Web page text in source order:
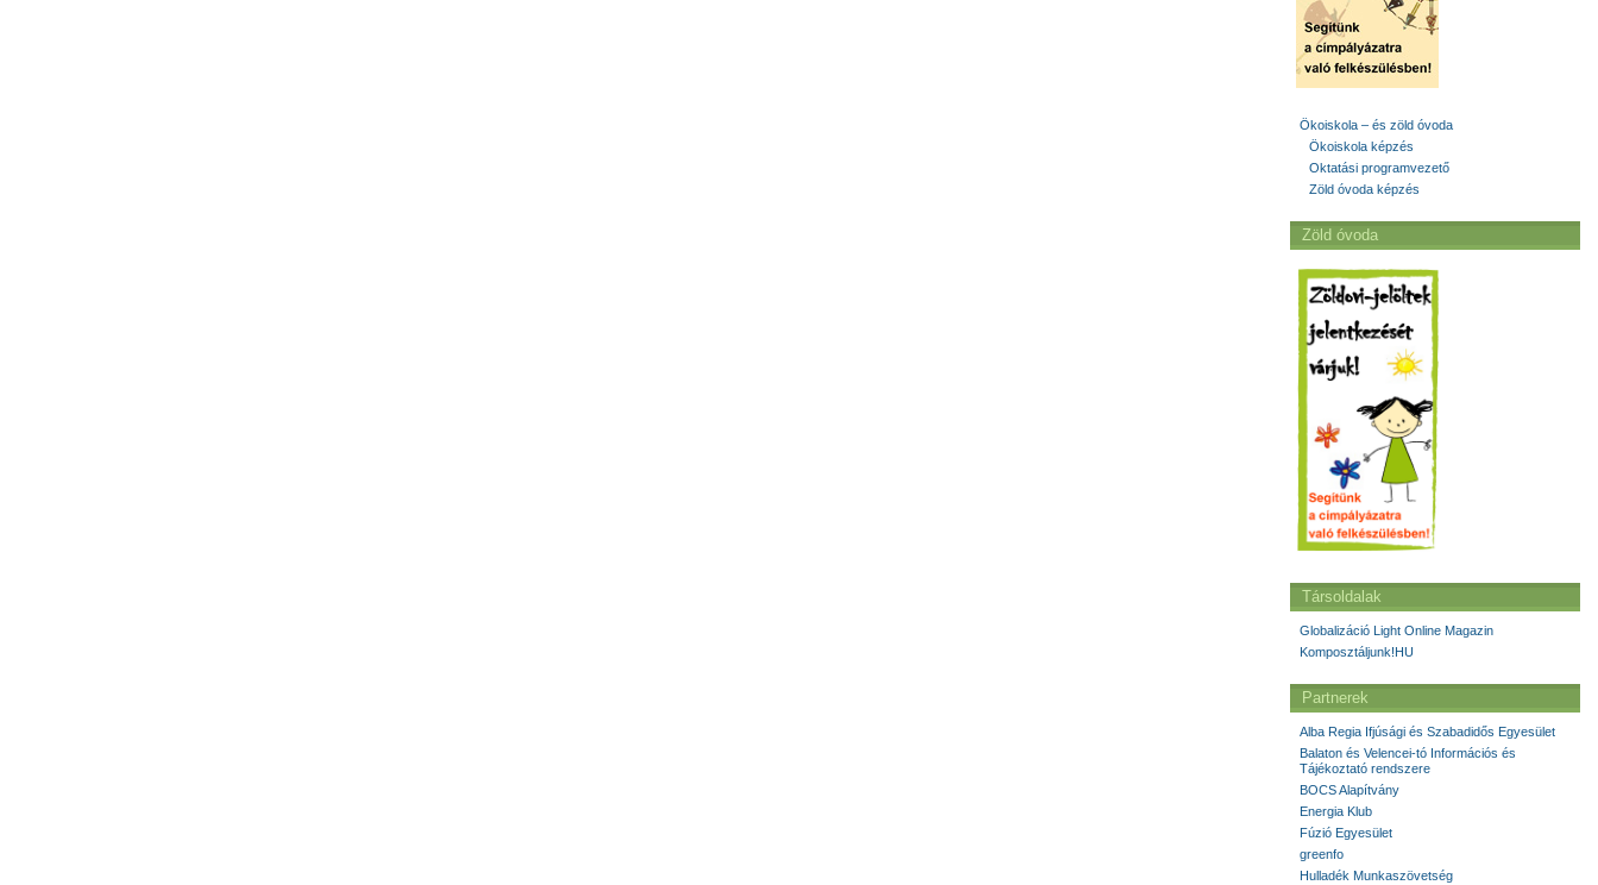
Ökoiskola – és zöld óvoda
Ökoiskola képzés
Oktatási programvezető
Zöld óvoda képzés
Zöld óvoda
Társoldalak
Globalizáció Light Online Magazin
Komposztáljunk!HU
Partnerek
Alba Regia Ifjúsági és Szabadidős Egyesület
Balaton és Velencei-tó Információs és
Tájékoztató rendszere
BOCS Alapítvány
Energia Klub
Fúzió Egyesület
greenfo
Hulladék Munkaszövetség